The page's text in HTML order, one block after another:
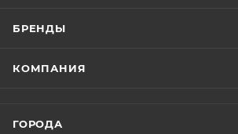
БРЕНДЫ
КОМПАНИЯ
ГОРОДА